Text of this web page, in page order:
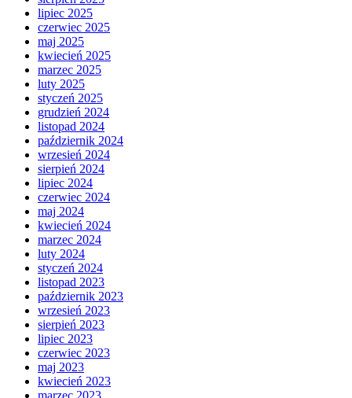
lipiec 2025
czerwiec 2025
maj 2025
kwiecień 2025
marzec 2025
luty 2025
styczeń 2025
grudzień 2024
listopad 2024
październik 2024
wrzesień 2024
sierpień 2024
lipiec 2024
czerwiec 2024
maj 2024
kwiecień 2024
marzec 2024
luty 2024
styczeń 2024
listopad 2023
październik 2023
wrzesień 2023
sierpień 2023
lipiec 2023
czerwiec 2023
maj 2023
kwiecień 2023